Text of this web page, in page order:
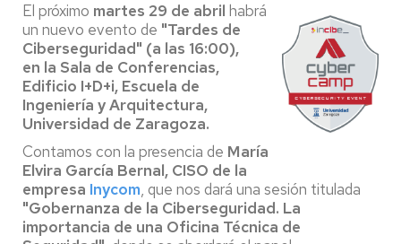
El próximo martes 29 de abril habrá
un nuevo evento de "Tardes de
Ciberseguridad" (a las 16:00),
en la Sala de Conferencias,
Edificio I+D+i, Escuela de
Ingeniería y Arquitectura,
Universidad de Zaragoza.
Contamos con la presencia de María
Elvira García Bernal, CISO de la
empresa Inycom, que nos dará una sesión titulada
"Gobernanza de la Ciberseguridad. La
importancia de una Oficina Técnica de